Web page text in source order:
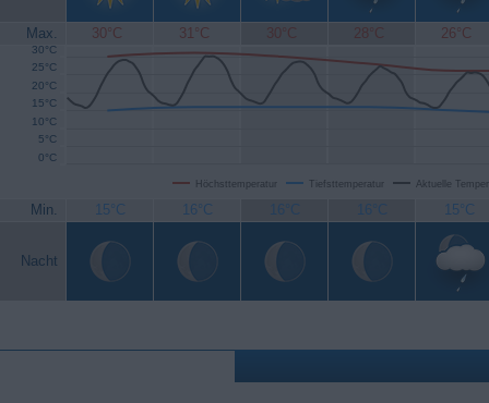
Max. 30°C 31°C 30°C 28°C 26°C
Höchsttemperatur Tiefsttemperatur Aktuelle
0°C
5°C
10°C
15°C
20°C
25°C
30°C
Min. 15°C 16°C 16°C 16°C 15°C
Nacht